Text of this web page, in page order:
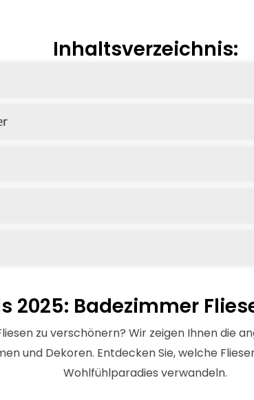
Inhaltsverzeichnis:
2025: Badezimmer
zu verschönern? Wir zeigen Ihnen die
und Dekoren. Entdecken Sie, welche
Wohlfühlparadies verwandeln.